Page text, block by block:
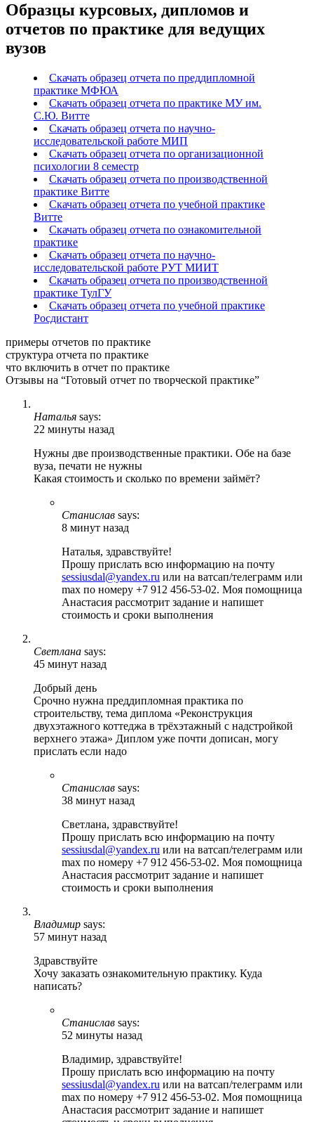
Образцы курсовых, дипломов и
отчетов по практике для ведущих
вузов
Скачать образец отчета по преддипломной
практике МФЮА
Скачать образец отчета по практике МУ им.
С.Ю. Витте
Скачать образец отчета по научно-
исследовательской работе МИП
Скачать образец отчета по организационной
психологии 8 семестр
Скачать образец отчета по производственной
практике Витте
Скачать образец отчета по учебной практике
Витте
Скачать образец отчета по ознакомительной
практике
Скачать образец отчета по научно-
исследовательской работе РУТ МИИТ
Скачать образец отчета по производственной
практике ТулГУ
Скачать образец отчета по учебной практике
Росдистант
примеры отчетов по практике
структура отчета по практике
что включить в отчет по практике
Отзывы на “Готовый отчет по творческой практике”
Наталья says:
22 минуты назад
Нужны две производственные практики. Обе на базе
вуза, печати не нужны
Какая стоимость и сколько по времени займёт?
Станислав says:
8 минут назад
Наталья, здравствуйте!
Прошу прислать всю информацию на почту
sessiusdal@yandex.ru или на ватсап/телеграмм или
max по номеру +7 912 456-53-02. Моя помощница
Анастасия рассмотрит задание и напишет
стоимость и сроки выполнения
Светлана says:
45 минут назад
Добрый день
Срочно нужна преддипломная практика по
строительству, тема диплома «Реконструкция
двухэтажного коттеджа в трёхэтажный с надстройкой
верхнего этажа» Диплом уже почти дописан, могу
прислать если надо
Станислав says:
38 минут назад
Светлана, здравствуйте!
Прошу прислать всю информацию на почту
sessiusdal@yandex.ru или на ватсап/телеграмм или
max по номеру +7 912 456-53-02. Моя помощница
Анастасия рассмотрит задание и напишет
стоимость и сроки выполнения
Владимир says:
57 минут назад
Здравствуйте
Хочу заказать ознакомительную практику. Куда
написать?
Станислав says:
52 минуты назад
Владимир, здравствуйте!
Прошу прислать всю информацию на почту
sessiusdal@yandex.ru или на ватсап/телеграмм или
max по номеру +7 912 456-53-02. Моя помощница
Анастасия рассмотрит задание и напишет